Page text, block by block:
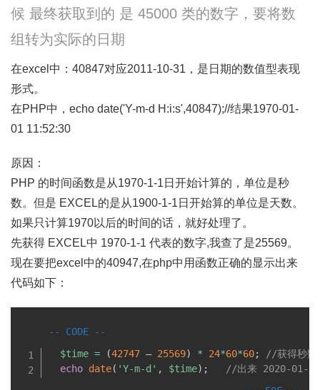
候 最终获取到的 是 45000 类的数字，要将数
组转为实际的日期
在excel中：40847对应2011-10-31，是日期的数值型表现
形式。
在PHP中，echo date('Y-m-d H:i:s',40847);//结果1970-01-
01 11:52:30
原因：
PHP 的时间函数是从1970-1-1日开始计算的，单位是秒
数。但是 EXCEL的是从1900-1-1日开始算的单位是天数。
如果只计算1970以后的时间的话，就好处理了。
先获得 EXCEL中 1970-1-1 代表的数字,我查了是25569。
现在要把excel中的40947,在php中用函数正确的显示出来
代码如下：
$time = (42747 – 25569) * 24*60*60;
//获得秒数
echo date( 'Y-m-d' , $time) ; //出来 2020-01-31